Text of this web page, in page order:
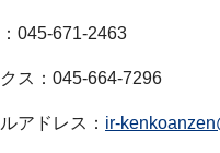
045-671-2463
ス：045-664-7296
アドレス： ir-